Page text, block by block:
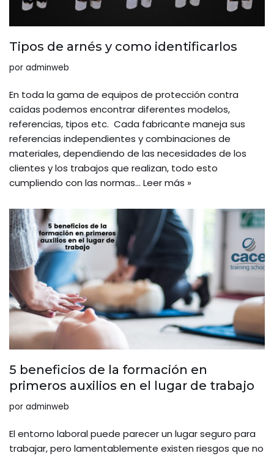
Tipos de arnés y como identificarlos
por adminweb
En toda la gama de equipos de protección contra
caídas podemos encontrar diferentes modelos,
referencias, tipos etc. Cada fabricante maneja sus
referencias independientes y combinaciones de
materiales, dependiendo de las necesidades de los
clientes y los trabajos que realizan, todo esto
cumpliendo con las normas… Leer más »
5 beneficios de la formación en
primeros auxilios en el lugar de trabajo
por adminweb
El entorno laboral puede parecer un lugar seguro para
trabajar, pero lamentablemente existen riesgos que no